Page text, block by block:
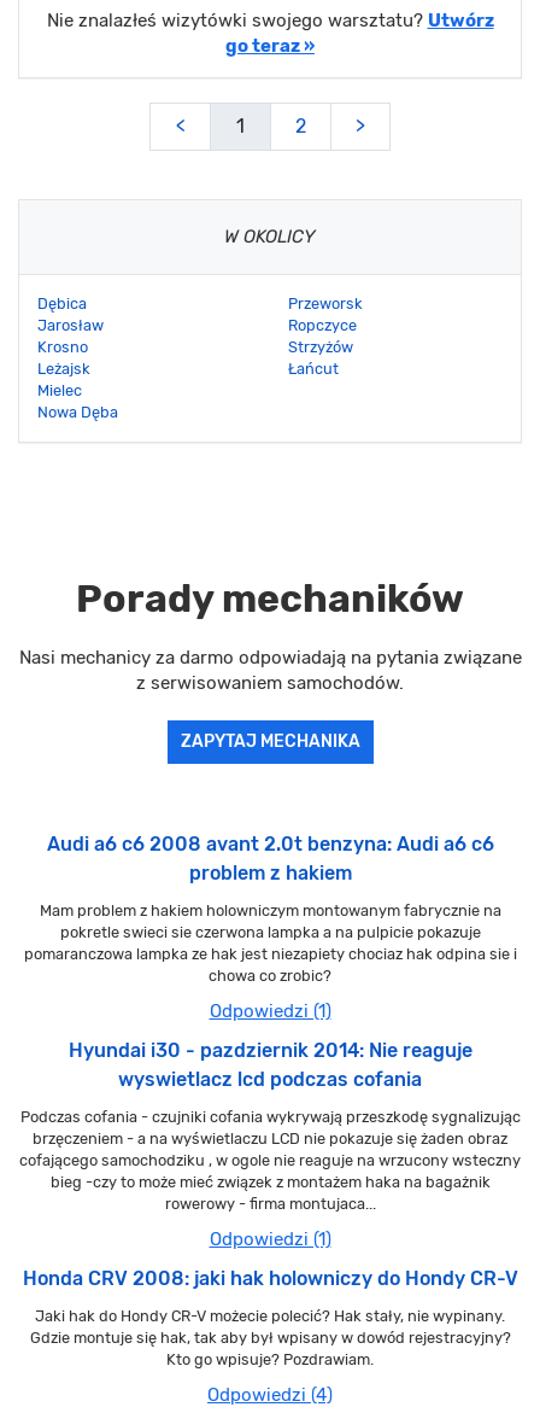
Nie znalazłeś wizytówki swojego warsztatu? Utwórz
go teraz »
< 1 2 >
W OKOLICY
Dębica
Jarosław
Krosno
Leżajsk
Mielec
Nowa Dęba
Przeworsk
Ropczyce
Strzyżów
Łańcut
Porady mechaników
Nasi mechanicy za darmo odpowiadają na pytania związane
z serwisowaniem samochodów.
ZAPYTAJ MECHANIKA
Audi a6 c6 2008 avant 2.0t benzyna: Audi a6 c6
problem z hakiem
Mam problem z hakiem holowniczym montowanym fabrycznie na
pokretle swieci sie czerwona lampka a na pulpicie pokazuje
pomaranczowa lampka ze hak jest niezapiety chociaz hak odpina sie i
chowa co zrobic?
Odpowiedzi (1)
Hyundai i30 - pazdziernik 2014: Nie reaguje
wyswietlacz lcd podczas cofania
Podczas cofania - czujniki cofania wykrywają przeszkodę sygnalizując
brzęczeniem - a na wyświetlaczu LCD nie pokazuje się żaden obraz
cofającego samochodziku , w ogole nie reaguje na wrzucony wsteczny
bieg -czy to może mieć związek z montażem haka na bagażnik
rowerowy - firma montujaca...
Odpowiedzi (1)
Honda CRV 2008: jaki hak holowniczy do Hondy CR-V
Jaki hak do Hondy CR-V możecie polecić? Hak stały, nie wypinany.
Gdzie montuje się hak, tak aby był wpisany w dowód rejestracyjny?
Kto go wpisuje? Pozdrawiam.
Odpowiedzi (4)